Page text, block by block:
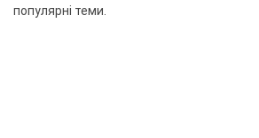
популярні теми.